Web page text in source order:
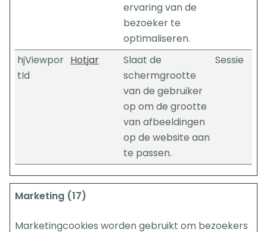
ervaring van de
bezoeker te
optimaliseren.
hjViewpor
tId
Hotjar
Slaat de
schermgrootte
van de gebruiker
op om de grootte
van afbeeldingen
op de website aan
te passen.
Sessie
Marketing (17)
Marketingcookies worden gebruikt om bezoekers